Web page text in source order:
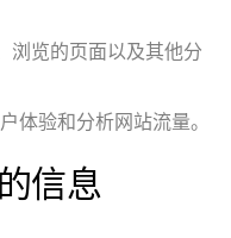
浏览的页面以及其他分
体验和分析网站流量。
信息